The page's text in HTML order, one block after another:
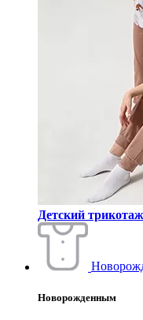
Детский трикотаж
Новорожденным